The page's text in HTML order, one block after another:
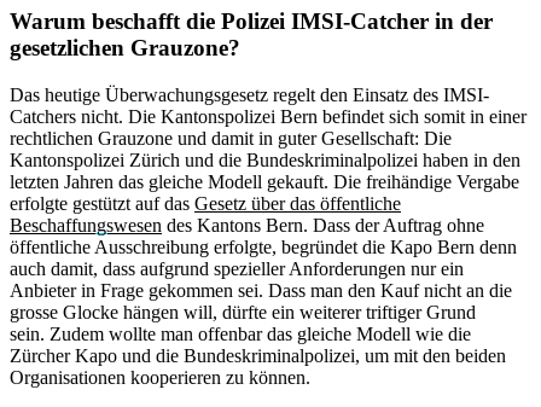
Warum beschafft die Polizei IMSI-Catcher in der
gesetzlichen Grauzone?
Das heutige Überwachungsgesetz regelt den Einsatz des IMSI-
Catchers nicht. Die Kantonspolizei Bern befindet sich somit in einer
rechtlichen Grauzone und damit in guter Gesellschaft: Die
Kantonspolizei Zürich und die Bundeskriminalpolizei haben in den
letzten Jahren das gleiche Modell gekauft. Die freihändige Vergabe
erfolgte gestützt auf das Gesetz über das öffentliche
Beschaffungswesen des Kantons Bern. Dass der Auftrag ohne
öffentliche Ausschreibung erfolgte, begründet die Kapo Bern denn
auch damit, dass aufgrund spezieller Anforderungen nur ein
Anbieter in Frage gekommen sei. Dass man den Kauf nicht an die
grosse Glocke hängen will, dürfte ein weiterer triftiger Grund
sein. Zudem wollte man offenbar das gleiche Modell wie die
Zürcher Kapo und die Bundeskriminalpolizei, um mit den beiden
Organisationen kooperieren zu können.